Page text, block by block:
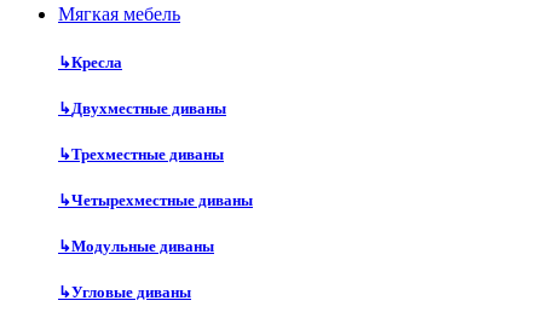
Мягкая мебель
↳Кресла
↳Двухместные диваны
↳Трехместные диваны
↳Четырехместные диваны
↳Модульные диваны
↳Угловые диваны